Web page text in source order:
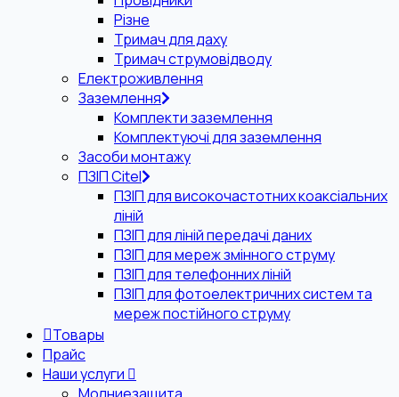
Різне
Тримач для даху
Тримач струмовідводу
Електроживлення
Заземлення
Комплекти заземлення
Комплектуючі для заземлення
Засоби монтажу
ПЗІП Citel
ПЗІП для високочастотних коаксіальних
ліній
ПЗІП для ліній передачі даних
ПЗІП для мереж змінного струму
ПЗІП для телефонних ліній
ПЗІП для фотоелектричних систем та
мереж постійного струму
Товары
Прайс
Наши услуги